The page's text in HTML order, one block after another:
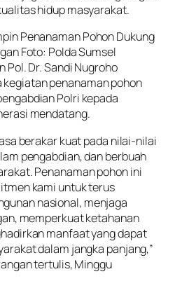
hidup masyarakat.
Penanaman Pohon Dukung
Foto: Polda Sumsel
Pol. Dr. Sandi Nugroho
penanaman pohon
Polri kepada
mendatang.
berakar kuat pada nilai-nilai
pengabdian, dan berbuah
Penanaman pohon ini
kami untuk terus
nasional, menjaga
memperkuat ketahanan
manfaat yang dapat
dalam jangka panjang,”
tertulis, Minggu